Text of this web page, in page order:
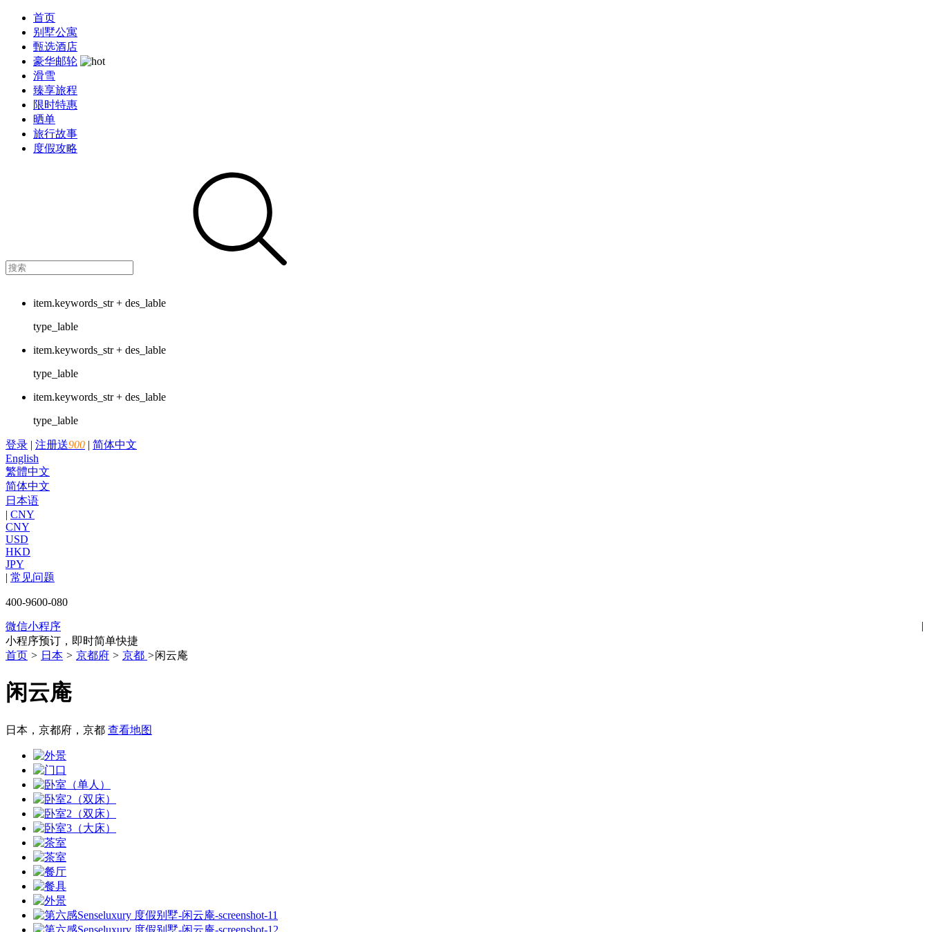
首页
别墅公寓
甄选酒店
豪华邮轮
滑雪
臻享旅程
限时特惠
晒单
旅行故事
度假攻略
item.keywords_str + des_lable
type_lable
item.keywords_str + des_lable
type_lable
item.keywords_str + des_lable
type_lable
登录 | 注册送900 | 简体中文
English
繁體中文
简体中文
日本语
| CNY
CNY
USD
HKD
JPY
| 常见问题
400-9600-080
|
微信小程序
小程序预订，即时简单快捷
首页 > 日本 > 京都府 > 京都 >闲云庵
闲云庵
日本，京都府，京都 查看地图